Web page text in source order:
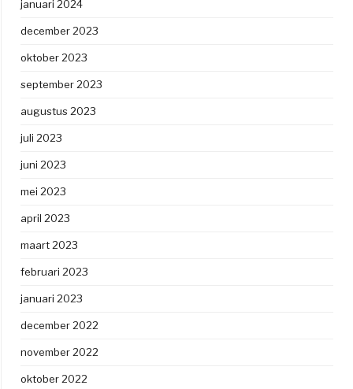
januari 2024
december 2023
oktober 2023
september 2023
augustus 2023
juli 2023
juni 2023
mei 2023
april 2023
maart 2023
februari 2023
januari 2023
december 2022
november 2022
oktober 2022